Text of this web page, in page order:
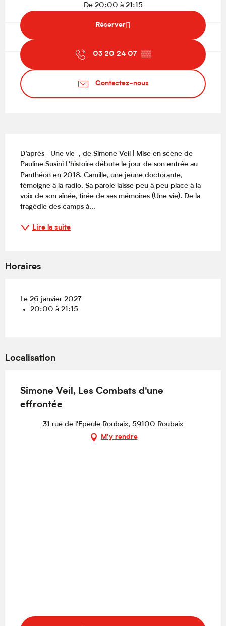
De 20:00 à 21:15
Réserver
03 20 24 07 ▒▒
Contactez-nous
D’après _Une vie_, de Simone Veil | Mise en scène de
Pauline Susini L'histoire débute le jour de son entrée au
Panthéon en 2018. Camille, une jeune doctorante,
témoigne à la radio. Sa parole laisse peu à peu place à la
voix de son aînée, tirée de ses mémoires (Une vie). De la
tragédie des camps à...
Lire la suite
Horaires
Le 26 janvier 2027
20:00 à 21:15
Localisation
Simone Veil, Les Combats d'une
effrontée
31 rue de l'Epeule Roubaix, 59100 Roubaix
M'y rendre